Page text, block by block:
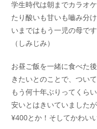
学生時代は朝までカラオ
たり酸いも甘いも嚙み分け
いまではもう一児の母で
（しみじみ）
お昼ご飯を一緒に食べた
きたいとのことで、ついて
もう何十年ぶりってくら
安いとはきいていました
¥400とか！そしてかわい